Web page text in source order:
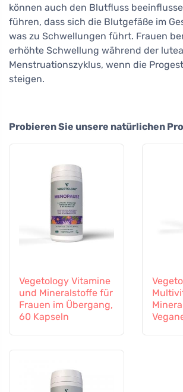
können auch den Blutfluss
führen, dass sich die Blutgefäße im
was zu Schwellungen führt. Frauen
erhöhte Schwellung während der
Menstruationszyklus, wenn die
steigen.
Probieren Sie unsere natürlichen
Vegetology Vitamine
und Mineralstoffe für
Frauen im Übergang,
60 Kapseln